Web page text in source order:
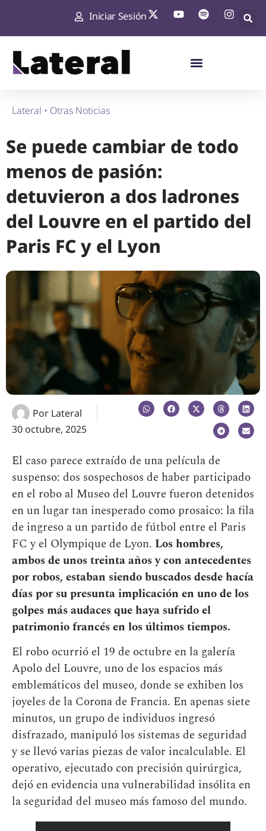
Iniciar Sesión
Lateral • Otras Noticias
Se puede cambiar de todo
menos de pasión:
detuvieron a dos ladrones
del Louvre en el partido del
Paris FC y el Lyon
Por Lateral
30 octubre, 2025
El caso parece extraído de una película de
suspenso: dos sospechosos de haber participado
en el robo al Museo del Louvre fueron detenidos
en un lugar tan inesperado como prosaico: la fila
de ingreso a un partido de fútbol entre el Paris
FC y el Olympique de Lyon. Los hombres,
ambos de unos treinta años y con antecedentes
por robos, estaban siendo buscados desde hacía
días por su presunta implicación en uno de los
golpes más audaces que haya sufrido el
patrimonio francés en los últimos tiempos.
El robo ocurrió el 19 de octubre en la galería
Apolo del Louvre, uno de los espacios más
emblemáticos del museo, donde se exhiben los
joyeles de la Corona de Francia. En apenas siete
minutos, un grupo de individuos ingresó
disfrazado, manipuló los sistemas de seguridad
y se llevó varias piezas de valor incalculable. El
operativo, ejecutado con precisión quirúrgica,
dejó en evidencia una vulnerabilidad insólita en
la seguridad del museo más famoso del mundo.